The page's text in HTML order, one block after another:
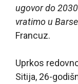
ugovor do
vratimo u
Francuz.
Uprkos
Sitija, 26-